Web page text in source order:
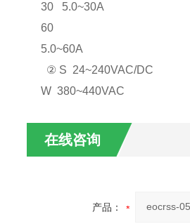
30 5.0~30A
60
5.0~60A
② S 24~240VAC/DC
W 380~440VAC
在线咨询
产品：